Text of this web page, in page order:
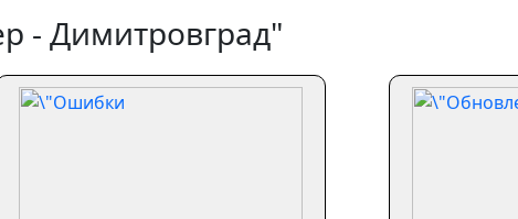
- Димитровград"